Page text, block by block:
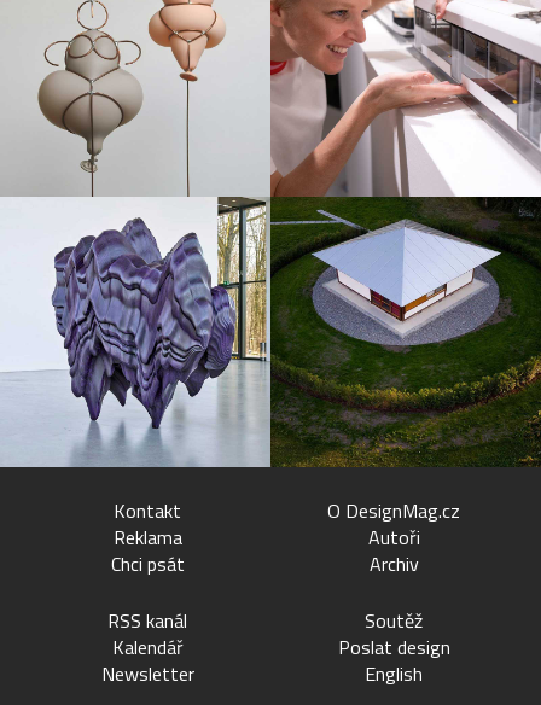
Kontakt
Reklama
Chci psát
O DesignMag.cz
Autoři
Archiv
RSS kanál
Kalendář
Newsletter
Soutěž
Poslat design
English